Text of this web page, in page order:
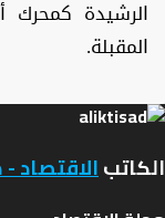
الرشيدة كمحرك
المقبلة.
الكاتبالاقتصاد -